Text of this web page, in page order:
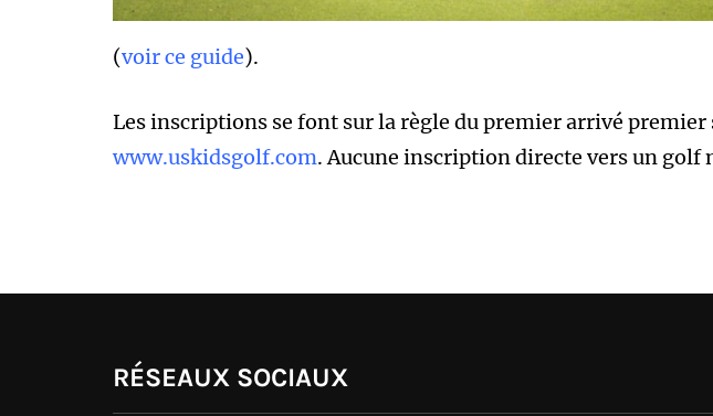
(voir ce guide).
Les inscriptions se font sur la règle du premier arrivé
www.uskidsgolf.com. Aucune inscription directe vers un golf
RÉSEAUX SOCIAUX